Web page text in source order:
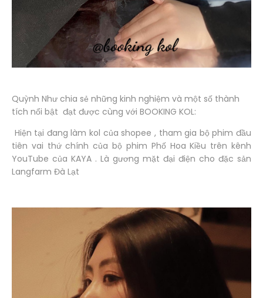
Quỳnh Như chia sẻ những kinh nghiệm và một số thành
tích nổi bật đạt được cùng với BOOKING KOL:
Hiện tại đang làm kol của shopee , tham gia bộ phim đầu
tiên vai thứ chính của bộ phim Phố Hoa Kiều trên kênh
YouTube của KAYA . Là gương mặt đại điện cho đặc sản
Langfarm Đà Lạt